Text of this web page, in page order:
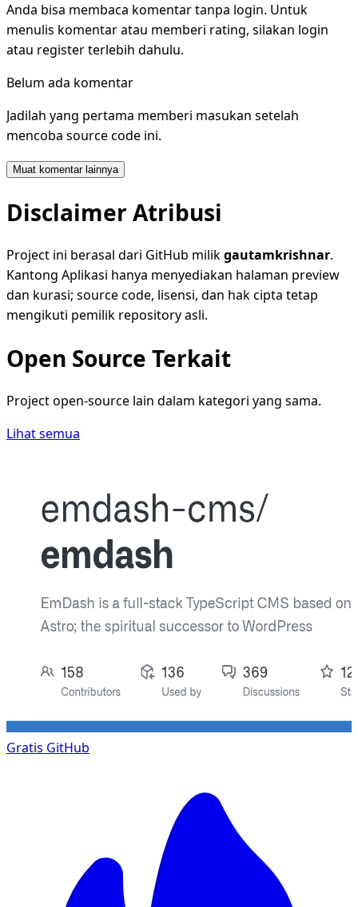
Anda bisa membaca komentar tanpa login. Untuk
menulis komentar atau memberi rating, silakan login
atau register terlebih dahulu.
Belum ada komentar
Jadilah yang pertama memberi masukan setelah
mencoba source code ini.
Muat komentar lainnya
Disclaimer Atribusi
Project ini berasal dari GitHub milikgautamkrishnar.
Kantong Aplikasi hanya menyediakan halaman preview
dan kurasi; source code, lisensi, dan hak cipta tetap
mengikuti pemilik repository asli.
Open Source Terkait
Project open-source lain dalam kategori yang sama.
Lihat semua
Gratis GitHub